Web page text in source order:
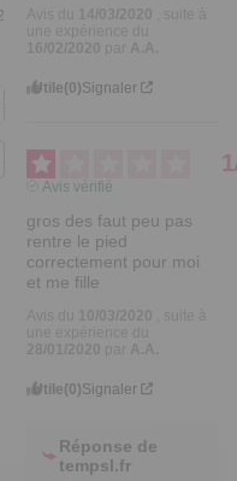
Utile(0)Signaler
1
Avis vérifié
gros des faut peu pas
rentre le pied
correctement pour moi
et me fille
10/03/2020
une expérience du
28/01/2020
par A.A.
Utile(0)Signaler
Réponse de
tempsl.fr